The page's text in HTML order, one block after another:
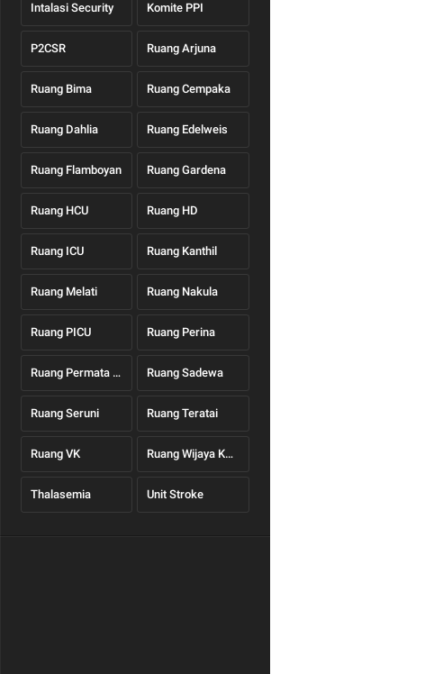
Intalasi Security Komite PPI
P2CSR Ruang Arjuna
Ruang Bima Ruang Cempaka
Ruang Dahlia Ruang Edelweis
Ruang Flamboyan Ruang Gardena
Ruang HCU Ruang HD
Ruang ICU Ruang Kanthil
Ruang Melati Ruang Nakula
Ruang PICU Ruang Perina
Ruang Permata Hati Ruang Sadewa
Ruang Seruni Ruang Teratai
Ruang VK Ruang Wijaya Kusuma
Thalasemia Unit Stroke